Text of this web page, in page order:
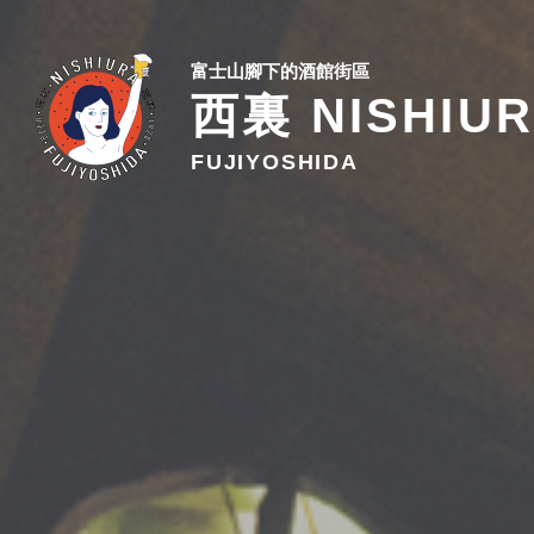
富士山腳下的酒館街區
西裏
FUJIYOSHIDA